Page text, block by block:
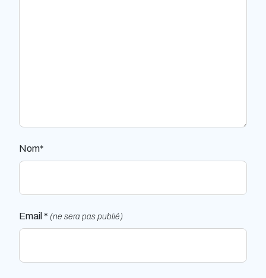
Nom*
Email * (ne sera pas publié)